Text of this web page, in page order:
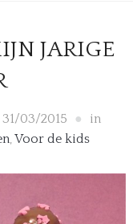
JARIGE
31/03/2015
in
,Voor de kids